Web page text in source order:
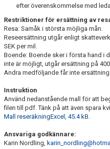
INFORMATION
MEDLEMSAVGIFT
RUTIN FÖR UTLÄGG
REGISTERUTDRAG
FÖRÄDRAENGAGEMANG
DOKUMENT
UTRUSTNING
efter överenskommelse med
Restriktioner för ersättning av
Resa: Samåk i största möjliga mån.
Reseersättning utgår enligt
SEK per mil.
Boende: Boende sker i första hand i
inte är möjligt, utgår ersättning på
Andra medföljande får inte
Instruktion
Använd nedanstående mall för att
filen till pdf. Tänk på att även spara
Mall reseräkningExcel, 45.4 kB.
Ansvariga godkännare:
Karin Nordling,